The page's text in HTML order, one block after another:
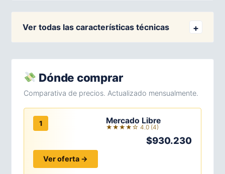
Ver todas las características técnicas
Dónde comprar
Comparativa de precios. Actualizado mensualmente.
1 Mercado Libre
★★★★☆ 4.0 (4)
$930.230
Ver oferta →